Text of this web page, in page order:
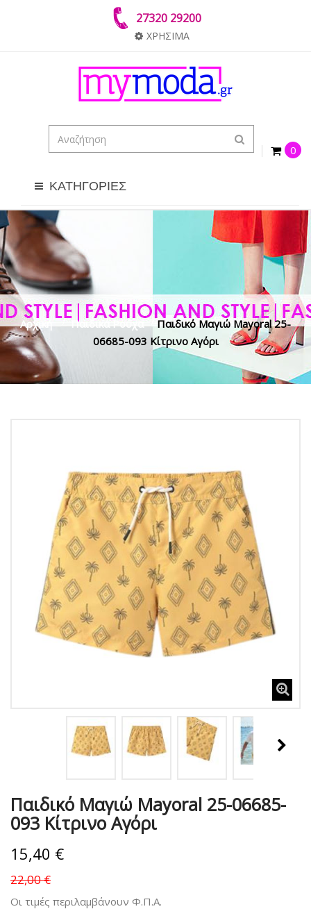
27320 29200
ΧΡΗΣΙΜΑ
0
ΚΑΤΗΓΟΡΙΕΣ
Αρχική > Παιδικά Ρούχα > Παιδικό Μαγιώ Mayoral 25-
06685-093 Κίτρινο Αγόρι
Παιδικό Μαγιώ Mayoral 25-06685-
093 Κίτρινο Αγόρι
15,40 €
22,00 €
Οι τιμές περιλαμβάνουν Φ.Π.Α.